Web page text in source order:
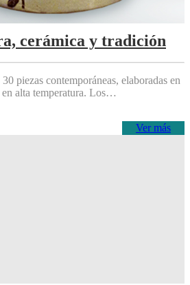
cerámica y tradición
piezas contemporáneas, elaboradas en
alta temperatura. Los…
Ver más